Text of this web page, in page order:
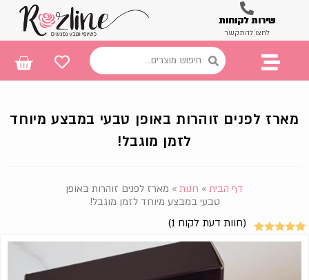
שירות לקוחות
לחצו להתקשר
מארז לפנים זוהרות באופן טבעי במבצע מיוחד
לזמן מוגבל!
דף הבית » חנות » מארז לפנים זוהרות באופן
טבעי במבצע מיוחד לזמן מוגבל!
מדורג5.00
1
(חוות דעת לקוח 1
)